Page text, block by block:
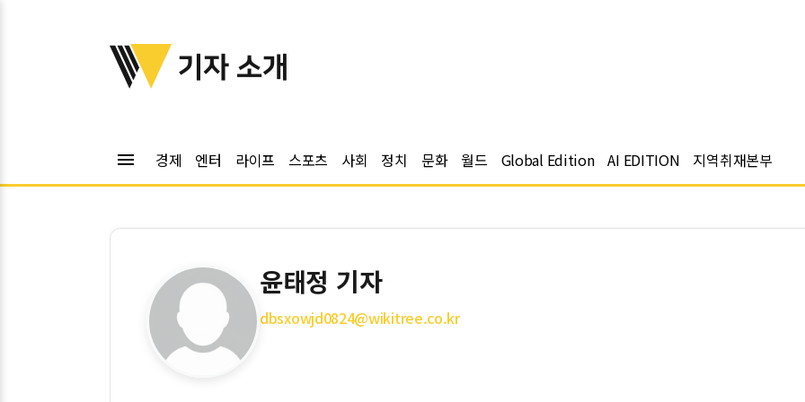
위키트리
기자 소개
menu 경제 엔터 라이프 스포츠 사회 정치 문화 월드 Global Edition AI EDITION 지역취재본부
윤태정 기자
dbsxowjd0824@wikitree.co.kr